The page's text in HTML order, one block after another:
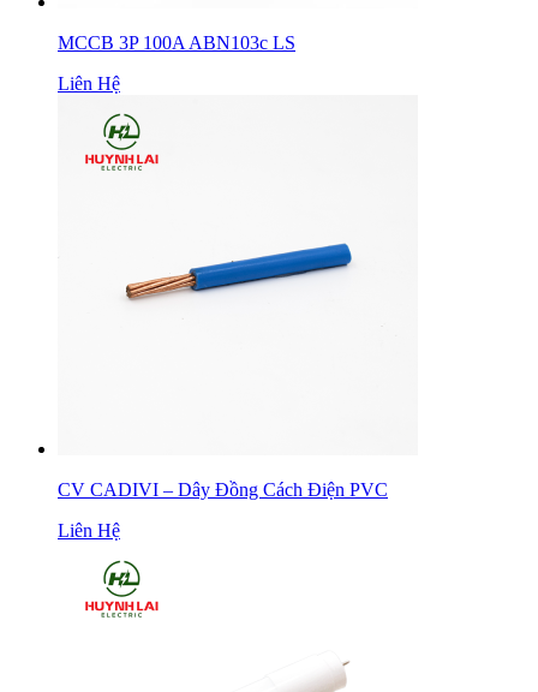
MCCB 3P 100A ABN103c LS
Liên Hệ
CV CADIVI – Dây Đồng Cách Điện PVC
Liên Hệ